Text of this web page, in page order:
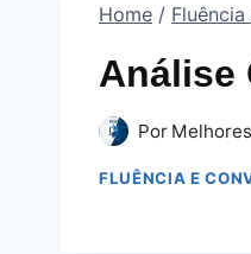
Home /
Análise
Por
FLUÊNCIA E